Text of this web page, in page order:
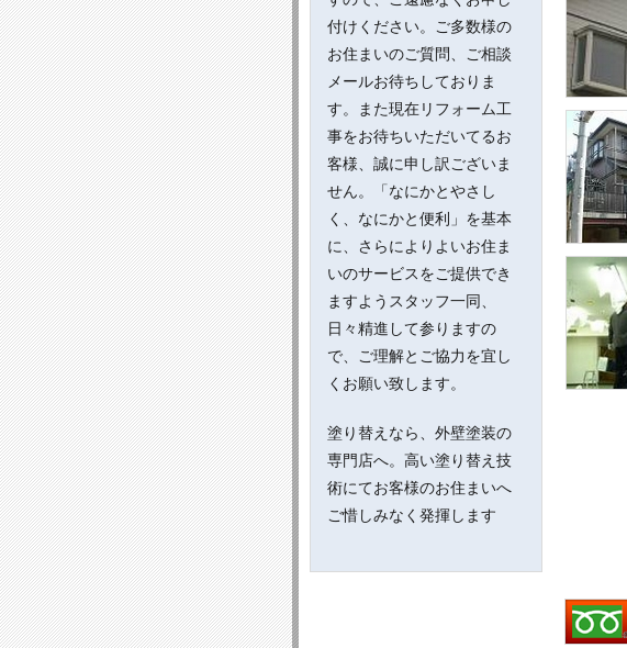
付けください。ご多数様の
お住まいのご質問、ご相談
メールお待ちしておりま
す。また現在リフォーム工
事をお待ちいただいてるお
客様、誠に申し訳ございま
せん。「なにかとやさし
く、なにかと便利」を基本
に、さらによりよいお住ま
いのサービスをご提供でき
ますようスタッフ一同、
日々精進して参りますの
で、ご理解とご協力を宜し
くお願い致します。
塗り替えなら、外壁塗装の
専門店へ。高い塗り替え技
術にてお客様のお住まいへ
ご惜しみなく発揮します